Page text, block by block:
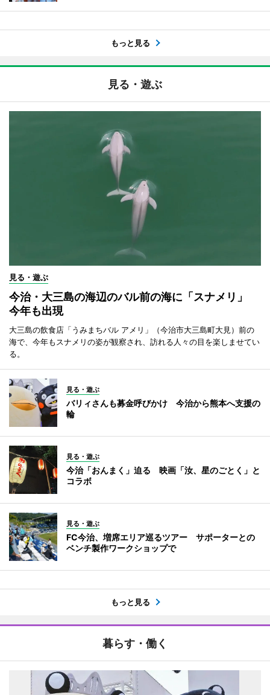
もっと見る
見る・遊ぶ
見る・遊ぶ
今治・大三島の海辺のバル前の海に「スナメリ」
今年も出現
大三島の飲食店「うみまちバル アメリ」（今治市大三島町大見）前の
海で、今年もスナメリの姿が観察され、訪れる人々の目を楽しませてい
る。
見る・遊ぶ
バリィさんも募金呼びかけ 今治から熊本へ支援の
輪
見る・遊ぶ
今治「おんまく」迫る 映画「汝、星のごとく」と
コラボ
見る・遊ぶ
FC今治、増席エリア巡るツアー サポーターとの
ベンチ製作ワークショップで
もっと見る
暮らす・働く